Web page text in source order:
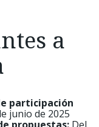
a
participación
junio de 2025